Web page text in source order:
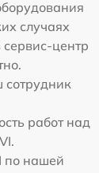
случаях
центр
сотрудник
работ над
по нашей